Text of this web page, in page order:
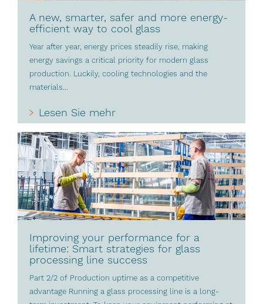
A new, smarter, safer and more energy-
efficient way to cool glass
Year after year, energy prices steadily rise, making
energy savings a critical priority for modern glass
production. Luckily, cooling technologies and the
materials...
Lesen Sie mehr
Improving your performance for a
lifetime: Smart strategies for glass
processing line success
Part 2/2 of Production uptime as a competitive
advantage Running a glass processing line is a long-